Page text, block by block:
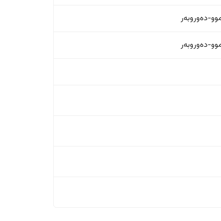
دەوروبەر
دەوروبەر